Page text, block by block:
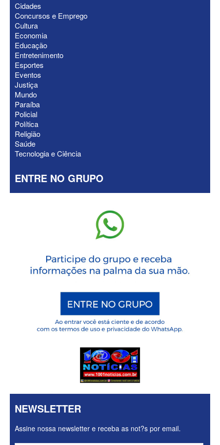
ELEIÇÕES 2026 - Após convenções,
confira candidatos ao Governo e ao
Senado da Paraíba
Cidades
Concursos e Emprego
Cultura
Economia
Educação
Entretenimento
Esportes
Eventos
Justiça
Mundo
Paraíba
Policial
Política
Religião
Saúde
Tecnologia e Ciência
ENTRE NO GRUPO
NEWSLETTER
Assine nossa newsletter e receba as not?s por email.